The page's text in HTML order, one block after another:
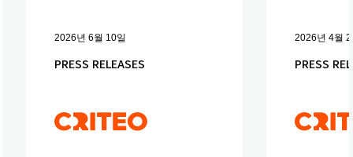
2026년 6월 10일
PRESS RELEASES
2026년 4월
PRESS